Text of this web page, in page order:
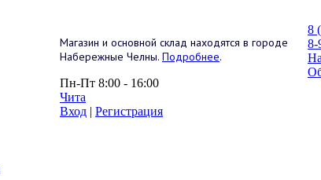
Магазин и основной склад находятся в городе
Набережные Челны. Подробнее.
Пн-Пт 8:00 - 16:00
Чита
Вход | Регистрация
8
8-